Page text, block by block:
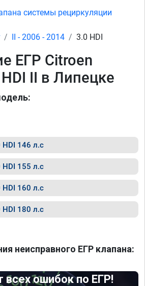
системы рециркуляции
II - 2006 - 2014 3.0 HDI
ЕГР Citroen
II в Липецке
HDI 146 л.с
HDI 155 л.с
HDI 160 л.с
HDI 180 л.с
неисправного ЕГР клапана:
всех ошибок по ЕГР!